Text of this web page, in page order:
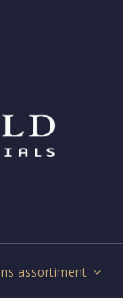
assortiment